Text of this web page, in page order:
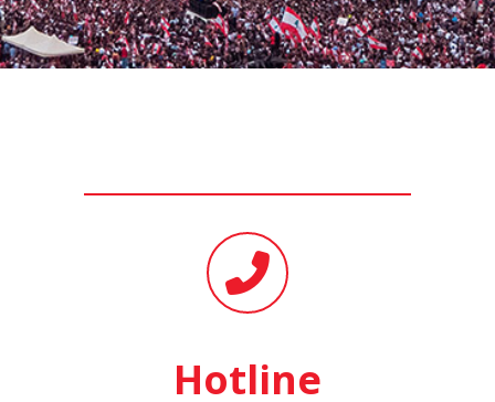
Hotline